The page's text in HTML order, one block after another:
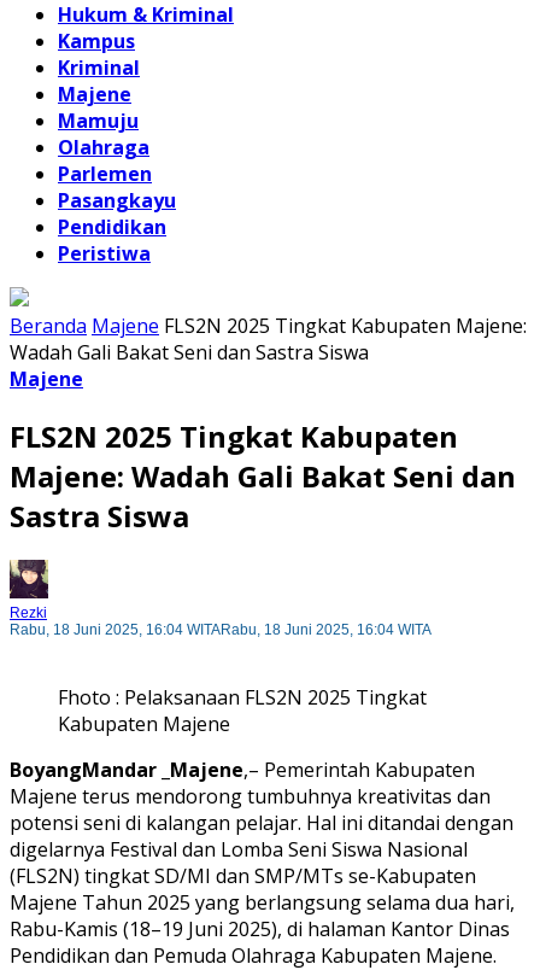
Hukum & Kriminal
Kampus
Kriminal
Majene
Mamuju
Olahraga
Parlemen
Pasangkayu
Pendidikan
Peristiwa
Beranda Majene FLS2N 2025 Tingkat Kabupaten Majene:
Wadah Gali Bakat Seni dan Sastra Siswa
Majene
FLS2N 2025 Tingkat Kabupaten
Majene: Wadah Gali Bakat Seni dan
Sastra Siswa
Rezki
Rabu, 18 Juni 2025, 16:04 WITARabu, 18 Juni 2025, 16:04 WITA
Fhoto : Pelaksanaan FLS2N 2025 Tingkat
Kabupaten Majene
BoyangMandar _Majene,– Pemerintah Kabupaten
Majene terus mendorong tumbuhnya kreativitas dan
potensi seni di kalangan pelajar. Hal ini ditandai dengan
digelarnya Festival dan Lomba Seni Siswa Nasional
(FLS2N) tingkat SD/MI dan SMP/MTs se-Kabupaten
Majene Tahun 2025 yang berlangsung selama dua hari,
Rabu-Kamis (18–19 Juni 2025), di halaman Kantor Dinas
Pendidikan dan Pemuda Olahraga Kabupaten Majene.